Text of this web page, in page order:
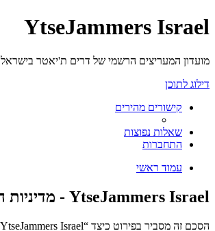
YtseJammers Israel
מועדון המעריצים הרשמי של דרים ת'יאטר בישראל
דילוג לתוכן
קישורים מהירים
שאלות נפוצות
התחברות
עמוד ראשי
YtseJammers Israel - מדיניות הפרטיות